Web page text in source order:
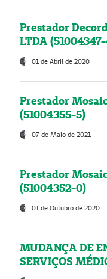
Prestador
LTDA
01 de Abril de 2020
Prestador
(51004355-5)
07 de Maio de 2021
Prestador
(51004352-0)
01 de Outubro de 2020
MUDANÇA DE
SERVIÇOS